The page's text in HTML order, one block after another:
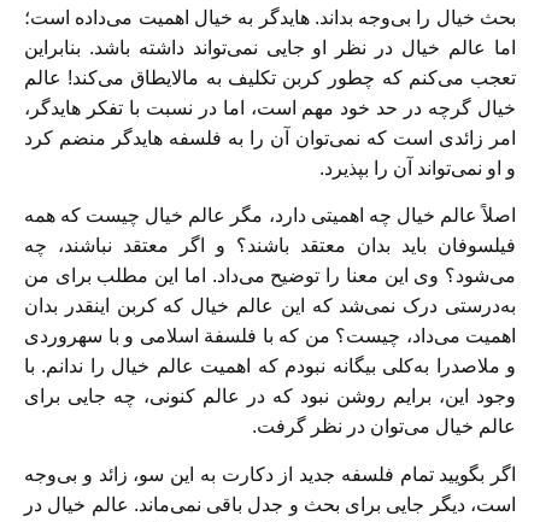
بحث خیال را بی‌وجه بداند. هایدگر به خیال اهمیت می‌داده است؛
اما عالم خیال در نظر او جایی نمی‌تواند داشته باشد. بنابراین
تعجب می‌کنم که چطور کربن تکلیف به مالایطاق می‌کند! عالم
خیال گرچه در حد خود مهم است، اما در نسبت با تفکر هایدگر،
امر زائدی است که نمی‌توان آن را به فلسفه هایدگر منضم کرد
و او نمی‌تواند آن را بپذیرد.
اصلاً عالم خیال چه اهمیتی دارد، مگر عالم خیال چیست که همه
فیلسوفان باید بدان معتقد باشند؟ و اگر معتقد نباشند، چه
می‌شود؟ وی این معنا را توضیح می‌داد. اما این مطلب برای من
به‌درستی درک نمی‌شد که این عالم خیال که کربن اینقدر بدان
اهمیت می‌داد، چیست؟ من که با فلسفة اسلامی و با سهروردی
و ملاصدرا به‌کلی بیگانه نبودم که اهمیت عالم خیال را ندانم. با
وجود این، برایم روشن نبود که در عالم کنونی، چه جایی برای
عالم خیال می‌توان در نظر گرفت.
اگر بگویید تمام فلسفه جدید از دکارت به این سو، زائد و بی‌وجه
است، دیگر جایی برای بحث و جدل باقی نمی‌ماند. عالم خیال در